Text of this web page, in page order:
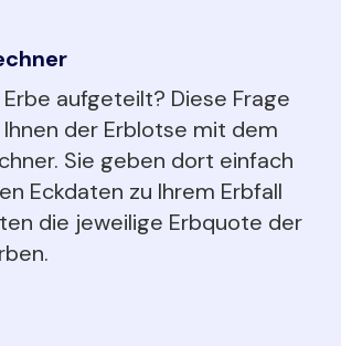
aufgeteilt? Diese Frage
der Erblotse mit dem
Sie geben dort einfach
Eckdaten zu Ihrem Erbfall
die jeweilige Erbquote der